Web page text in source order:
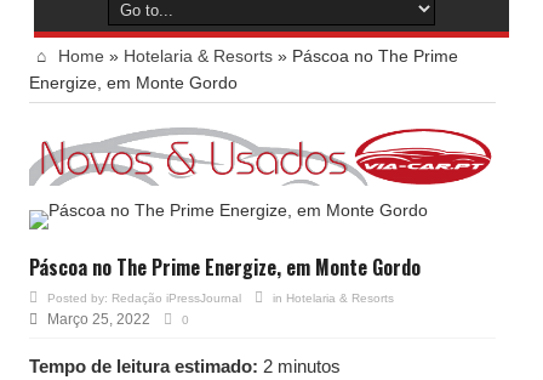
Home » Hotelaria & Resorts » Páscoa no The Prime
Energize, em Monte Gordo
Páscoa no The Prime Energize, em Monte Gordo
Posted by: Redação iPressJournal in Hotelaria & Resorts
Março 25, 2022 0
Tempo de leitura estimado: 2 minutos